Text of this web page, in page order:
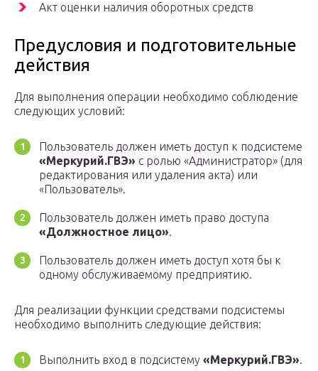
Акт оценки наличия оборотных средств
Предусловия и подготовительные
действия
Для выполнения операции необходимо соблюдение
следующих условий:
Пользователь должен иметь доступ к подсистеме
«Меркурий.ГВЭ» с ролью «Администратор» (для
редактирования или удаления акта) или
«Пользователь».
Пользователь должен иметь право доступа
«Должностное лицо».
Пользователь должен иметь доступ хотя бы к
одному обслуживаемому предприятию.
Для реализации функции средствами подсистемы
необходимо выполнить следующие действия:
Выполнить вход в подсистему «Меркурий.ГВЭ».